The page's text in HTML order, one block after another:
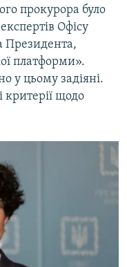
прокурора було
Офісу
Президента,
платформи».
у цьому задіяні.
щодо